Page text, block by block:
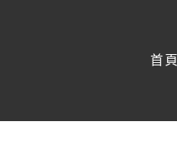
首頁